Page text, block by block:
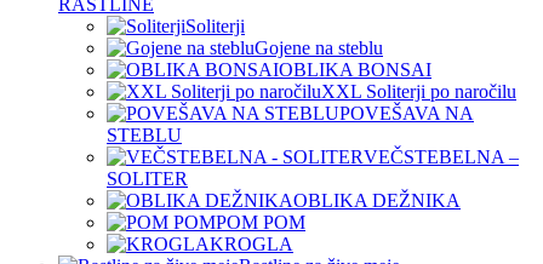
RASTLINE
Soliterji
Gojene na steblu
OBLIKA BONSAI
XXL Soliterji po naročilu
POVEŠAVA NA
STEBLU
VEČSTEBELNA –
SOLITER
OBLIKA DEŽNIKA
POM POM
KROGLA